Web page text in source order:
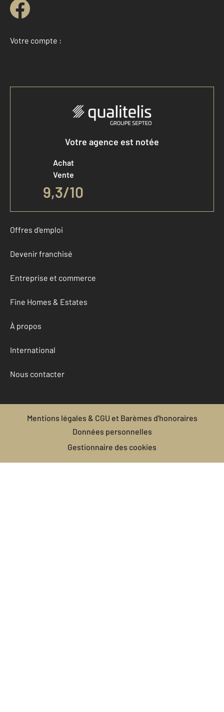
Votre compte :
Accéder à mon compte
Votre agence est notée
Achat
Vente
9,3/10
Offres d'emploi
Devenir franchisé
Entreprise et commerce
Fine Homes & Estates
À propos
International
Nous contacter
Mentions légales & CGU et Barèmes d'honoraires
Données personnelles
Gestionnaire des cookies